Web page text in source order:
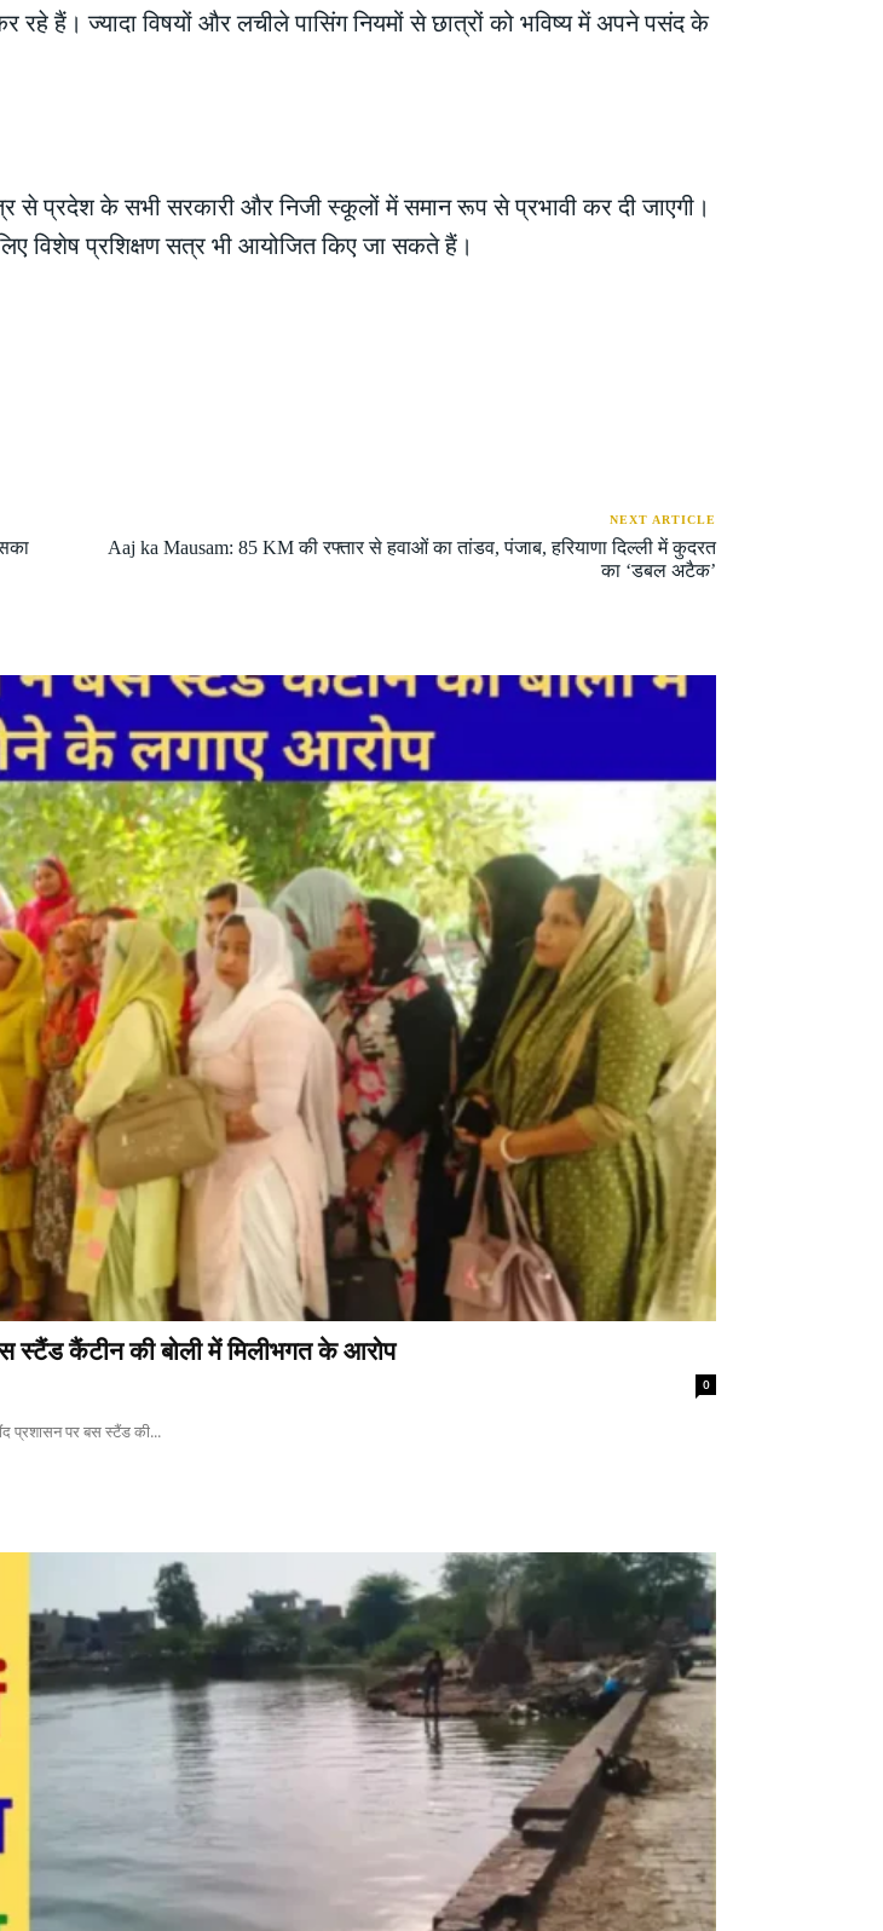
रहे हैं। ज्यादा विषयों और लचीले पासिंग नियमों से छात्रों को भविष्य में अपने पसंद के
से प्रदेश के सभी सरकारी और निजी स्कूलों में समान रूप से प्रभावी कर दी जाएगी।
विशेष प्रशिक्षण सत्र भी आयोजित किए जा सकते हैं।
NEXT ARTICLE
Aaj ka Mausam: 85 KM की रफ्तार से हवाओं का तांडव, पंजाब, हरियाणा दिल्ली में कुदरत
का ‘डबल अटैक’
स्टैंड कैंटीन की बोली में मिलीभगत के आरोप
0
प्रशासन पर बस स्टैंड की...